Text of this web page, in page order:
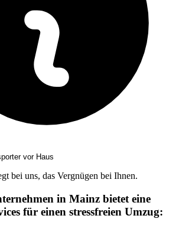
vor Haus
bei uns, das Vergnügen bei Ihnen.
in Mainz bietet eine
für einen stressfreien Umzug: